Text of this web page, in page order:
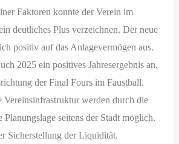
Faktoren konnte der Verein im
deutliches Plus verzeichnen. Der neue
positiv auf das Anlagevermögen aus.
2025 ein positives Jahresergebnis an,
der Final Fours im Faustball.
Vereinsinfrastruktur werden durch die
seitens der Stadt möglich.
Sicherstellung der Liquidität.